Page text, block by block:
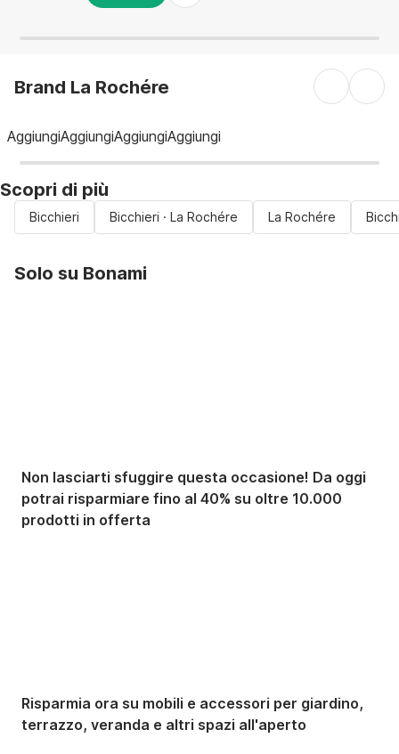
Brand La Rochére
AggiungiAggiungiAggiungiAggiungi
Scopri di più
Bicchieri Bicchieri · La Rochére La Rochére
Solo su Bonami
Non lasciarti sfuggire questa occasione! Da oggi
potrai risparmiare fino al 40% su oltre 10.000
prodotti in offerta
Risparmia ora su mobili e accessori per giardino,
terrazzo, veranda e altri spazi all'aperto